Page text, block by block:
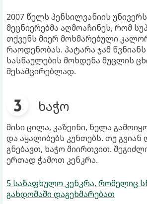
2007 წელს პენსილვანიის
მეცნიერებმა აღმოაჩინეს, რომ
თქვენს მიერ მოხმარებული
რაოდენობას. პატარა ჯამ
სასწაულების მოხდენა მუცლის
შესამცირებლად.
ხაჭო
მისი ცილა, კაზეინი, ნელა
და აყალიბებს კუნთებს. თუ გვიან
გნებავთ, ხაჭო მიირთვით.
ერთად ჭამოთ კენკრა.
5 საზაფხულო კენკრა, რომელიც
გახდომაში დაგეხმარებათ